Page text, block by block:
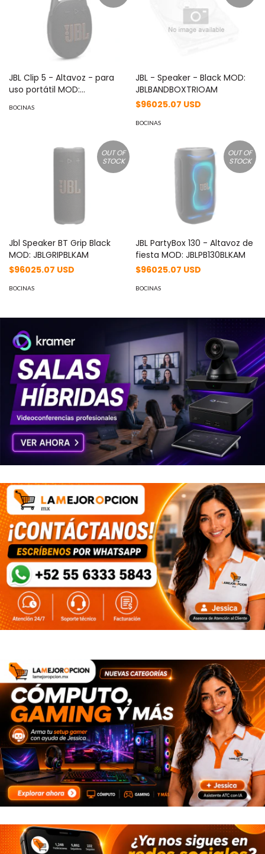
JBL Clip 5 - Altavoz - para
uso portátil MOD:
BOCINAS
JBL - Speaker - Black MOD:
JBLBANDBOXTRIOAM
$96025.07 USD
BOCINAS
OUT OF
STOCK
Jbl Speaker BT Grip Black
MOD: JBLGRIPBLKAM
$96025.07 USD
BOCINAS
OUT OF
STOCK
JBL PartyBox 130 - Altavoz de
fiesta MOD: JBLPB130BLKAM
$96025.07 USD
BOCINAS